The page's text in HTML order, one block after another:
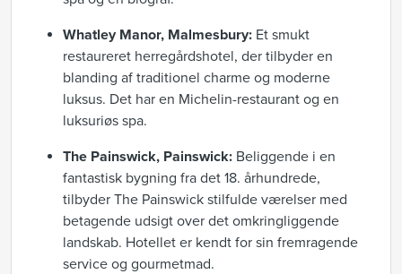
Whatley Manor, Malmesbury: Et smukt
restaureret herregårdshotel, der tilbyder en
blanding af traditionel charme og moderne
luksus. Det har en Michelin-restaurant og en
luksuriøs spa.
The Painswick, Painswick: Beliggende i en
fantastisk bygning fra det 18. århundrede,
tilbyder The Painswick stilfulde værelser med
betagende udsigt over det omkringliggende
landskab. Hotellet er kendt for sin fremragende
service og gourmetmad.